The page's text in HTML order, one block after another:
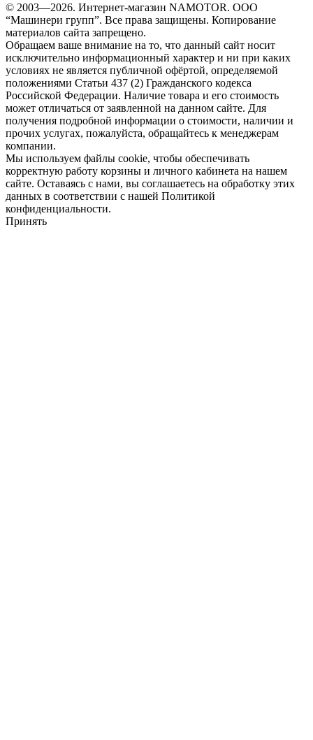
© 2003—2026. Интернет-магазин NAMOTOR. ООО
“Машинери групп”. Все права защищены. Копирование
материалов сайта запрещено.
Обращаем ваше внимание на то, что данный сайт носит
исключительно информационный характер и ни при каких
условиях не является публичной офёртой, определяемой
положениями Статьи 437 (2) Гражданского кодекса
Российской Федерации. Наличие товара и его стоимость
может отличаться от заявленной на данном сайте. Для
получения подробной информации о стоимости, наличии и
прочих услугах, пожалуйста, обращайтесь к менеджерам
компании.
Мы используем файлы cookie, чтобы обеспечивать
корректную работу корзины и личного кабинета на нашем
сайте. Оставаясь с нами, вы соглашаетесь на обработку этих
данных в соответствии с нашей Политикой
конфиденциальности.
Принять